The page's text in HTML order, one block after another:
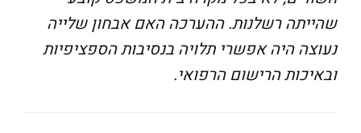
שהייתה רשלנות. ההערכה האם אבחון שלייה
נעוצה היה אפשרי תלויה בנסיבות הספציפיות
ובאיכות הרישום הרפואי.